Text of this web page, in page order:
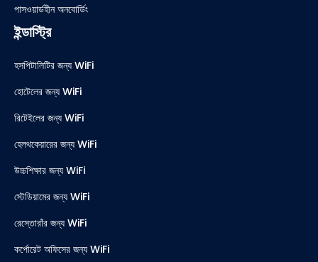
পাসওয়ার্ডহীন অনবোর্ডিং
ইন্ডাস্ট্রি
হসপিটালিটির জন্য WiFi
হোটেলের জন্য WiFi
রিটেইলের জন্য WiFi
হেলথকেয়ারের জন্য WiFi
উচ্চশিক্ষার জন্য WiFi
স্টেডিয়ামের জন্য WiFi
রেস্তোরাঁর জন্য WiFi
কর্পোরেট অফিসের জন্য WiFi